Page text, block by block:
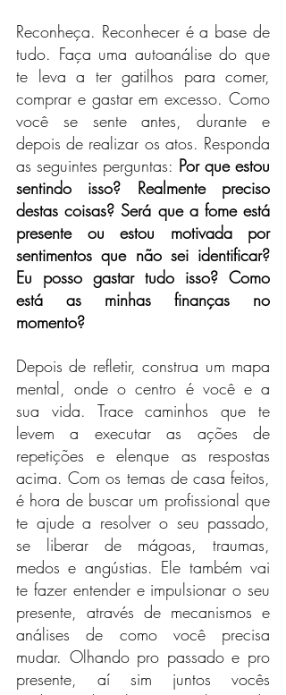
Reconheça. Reconhecer é a base de
tudo. Faça uma autoanálise do que
te leva a ter gatilhos para comer,
comprar e gastar em excesso. Como
você se sente antes, durante e
depois de realizar os atos. Responda
as seguintes perguntas: Por que estou
sentindo isso? Realmente preciso
destas coisas? Será que a fome está
presente ou estou motivada por
sentimentos que não sei identificar?
Eu posso gastar tudo isso? Como
está as minhas finanças no
momento?
Depois de refletir, construa um mapa
mental, onde o centro é você e a
sua vida. Trace caminhos que te
levem a executar as ações de
repetições e elenque as respostas
acima. Com os temas de casa feitos,
é hora de buscar um profissional que
te ajude a resolver o seu passado,
se liberar de mágoas, traumas,
medos e angústias. Ele também vai
te fazer entender e impulsionar o seu
presente, através de mecanismos e
análises de como você precisa
mudar. Olhando pro passado e pro
presente, aí sim juntos vocês